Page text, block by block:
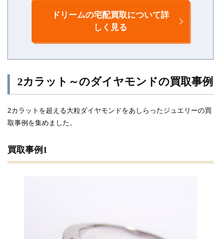
ドリームの宅配買取について詳
しく見る
2カラット～のダイヤモンドの買取事例
2カラットを超える大粒ダイヤモンドをあしらったジュエリーの買
取事例を集めました。
買取事例1